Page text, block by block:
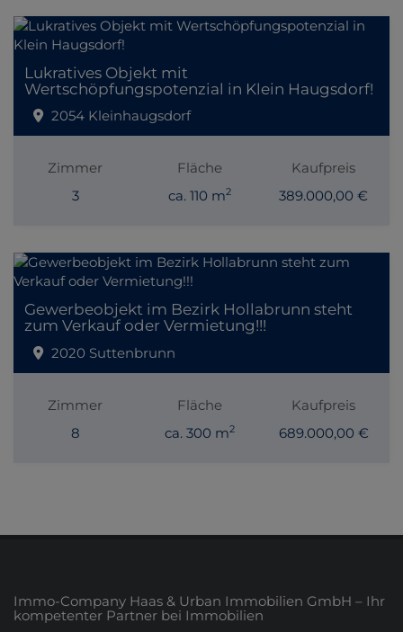
Lukratives Objekt mit
Wertschöpfungspotenzial in Klein Haugsdorf!
2054 Kleinhaugsdorf
Zimmer
3
Fläche
ca. 110 m2
Kaufpreis
389.000,00 €
Gewerbeobjekt im Bezirk Hollabrunn steht
zum Verkauf oder Vermietung!!!
2020 Suttenbrunn
Zimmer
8
Fläche
ca. 300 m2
Kaufpreis
689.000,00 €
Immo-Company Haas & Urban Immobilien GmbH – Ihr
kompetenter Partner bei Immobilien